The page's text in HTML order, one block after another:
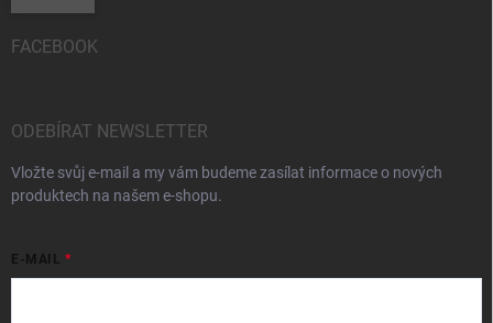
FACEBOOK
ODEBÍRAT NEWSLETTER
Vložte svůj e-mail a my vám budeme zasílat informace o nových
produktech na našem e-shopu.
E-MAIL